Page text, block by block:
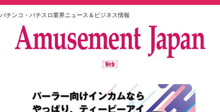
パチンコ・パチスロ業界ニュース＆ビジネス情報